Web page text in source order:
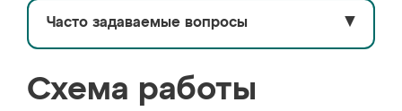
Часто задаваемые вопросы ▼
Схема работы